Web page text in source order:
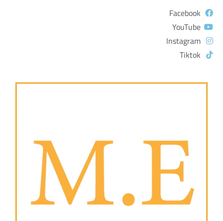
Facebook
YouTube
Instagram
Tiktok